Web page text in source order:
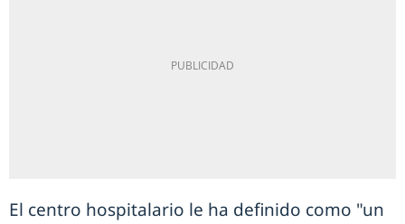
El centro hospitalario le ha definido como "un